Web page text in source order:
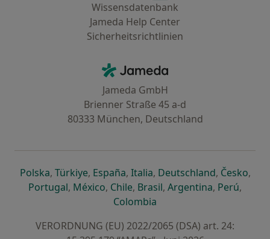
Wissensdatenbank
Jameda Help Center
Sicherheitsrichtlinien
Jameda - Startseite
Jameda GmbH
Brienner Straße 45 a-d
80333 München, Deutschland
Polskaöffnet in einer neuen Registerkarte
, Türkiyeöffnet in einer neuen Registerkarte
, Españaöffnet in einer neuen
, Italiaöffnet in einer neuen
, Deutschlandöffnet in
, Česko,
Portugalöffnet in einer neuen Registerkarte
, Méxicoöffnet in einer neuen Registerkarte
, Chileöffnet in einer neuen
, Brasilöffnet in einer neuen
, Argentinaöffnet in
, Perúöffnet
,
Colombia
VERORDNUNG (EU) 2022/2065 (DSA) art. 24: